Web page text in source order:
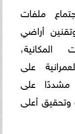
ملفات
أراضي
المكانية،
على
مشددًا على
وتحقيق أعلى